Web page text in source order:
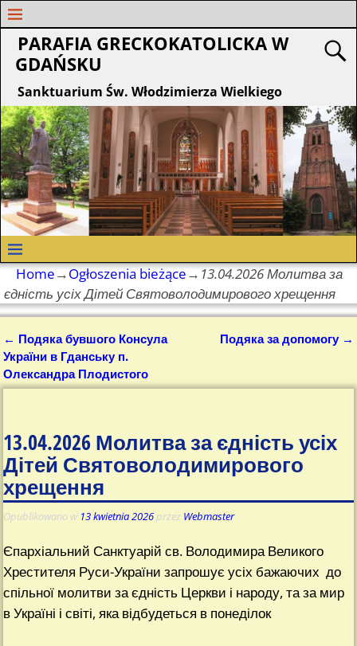
PARAFIA GRECKOKATOLICKA W
GDAŃSKU
Sanktuarium Św. Włodzimierza Wielkiego
Home→Ogłoszenia bieżące→ 13.04.2026 Молитва за
єдність усіх Дітей Святоволодимирового хрещення
Nawigacja
← Подяка бувшого Консула
України в Гданську п.
Олександра Плодистого
Подяка за допомогу →
13.04.2026 Молитва за єдність усіх
Дітей Святоволодимирового
хрещення
Opublikowano w 13 kwietnia 2026 przez Webmaster
Єпархіальний Санктуарій св. Володимира Великого
Хрестителя Руси-України запрошує усіх бажаючих до
спільної молитви за єдність Церкви і народу, та за мир
в Україні і світі, яка відбудеться в понеділок